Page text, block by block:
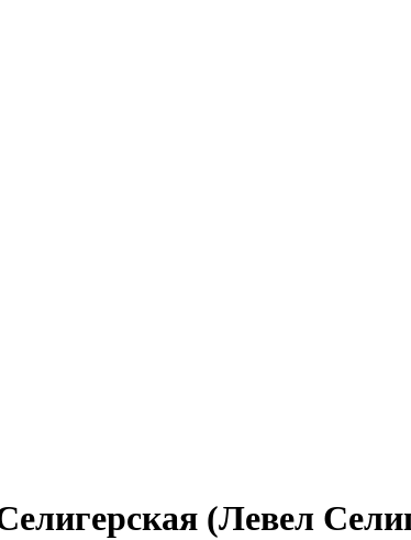
(Левел